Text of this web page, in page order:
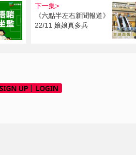
下一集>
《六點半左右新聞報道》
22/11 娘娘真多兵